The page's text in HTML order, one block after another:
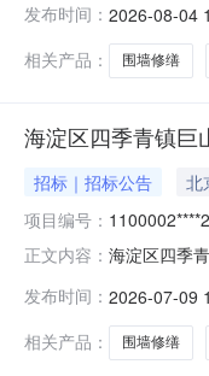
京）有限公
发布时间： 2026-08-04
相关产品：
围墙修缮
海淀区四季青镇巨
招标｜招标公告 北
项目编号：
正文内容： 海淀区四季
季青镇巨山
发布时间： 2026-07-09
相关产品：
围墙修缮